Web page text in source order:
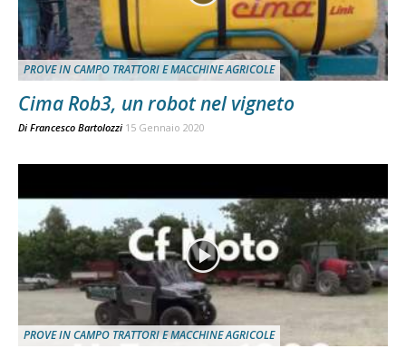
PROVE IN CAMPO TRATTORI E MACCHINE AGRICOLE
Cima Rob3, un robot nel vigneto
Di Francesco Bartolozzi 15 Gennaio 2020
PROVE IN CAMPO TRATTORI E MACCHINE AGRICOLE